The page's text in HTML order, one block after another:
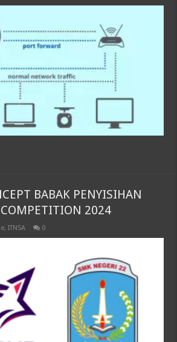
BABAK PENYISIHAN
2024
,ITNSA 0